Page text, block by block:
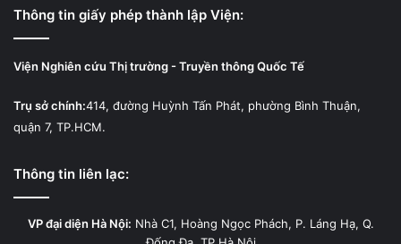
Thông tin giấy phép thành lập Viện:
Viện Nghiên cứu Thị trường - Truyền thông Quốc Tế
Trụ sở chính:414, đường Huỳnh Tấn Phát, phường Bình Thuận,
quận 7, TP.HCM.
Thông tin liên lạc:
VP đại diện Hà Nội: Nhà C1, Hoàng Ngọc Phách, P. Láng Hạ, Q.